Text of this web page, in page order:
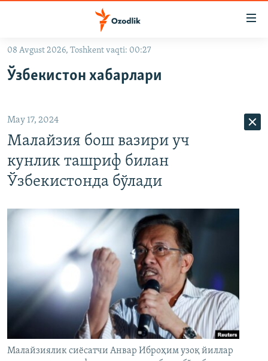
Асосий
Қидиришга
ўтинг
OZODLIK SURISHTIRUVLARI
На русском
ИЖТИМОИЙ ТАРМОҚЛАР
Озодлик бошқа тилларда
08 Avgust 2026, Toshkent vaqti: 00:27
Ўзбекистон хабарлари
May 17, 2024
Малайзия бош вазири уч
кунлик ташриф билан
Ўзбекистонда бўлади
Малайзиялик сиёсатчи Анвар Иброҳим узоқ йиллар